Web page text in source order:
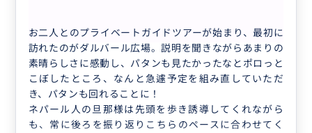
その他、なんでも分からないことありましたらどんど
ん聞いてください！お待ちしております(^^)
＊＊＊＊＊＊＊＊＊＊＊＊＊＊＊＊＊
お二人とのプライベートガイドツアーが始まり、最初に
訪れたのがダルバール広場。説明を聞きながらあまりの
素晴らしさに感動し、パタンも見たかったなとポロっと
こぼしたところ、なんと急遽予定を組み直していただ
き、パタンも回れることに！
ネパール人の旦那様は先頭を歩き誘導してくれながら
も、常に後ろを振り返りこちらのペースに合わせてく